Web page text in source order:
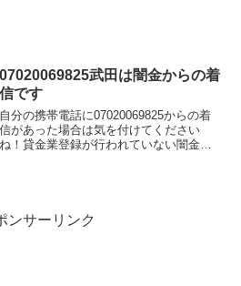
07020069825武田は闇金からの着
信です
自分の携帯電話に07020069825からの着
信があった場合は気を付けてください
ね！貸金業登録が行われていない闇金業
ンサーリンク